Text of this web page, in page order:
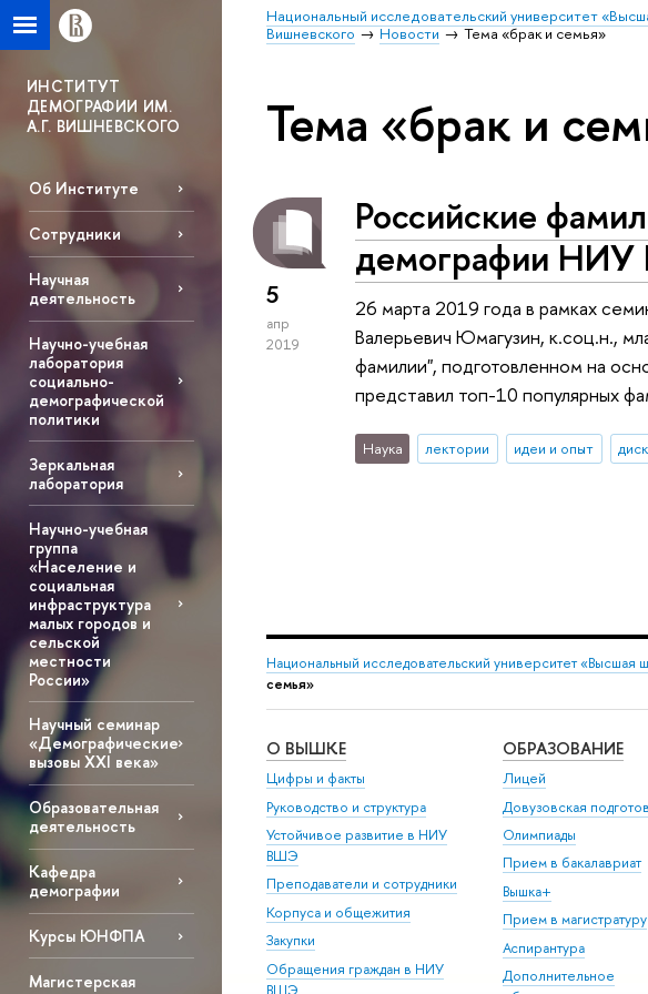
Национальный исследовательский университет
Вишневского
Новости Тема «брак и семья»
ИНСТИТУТ
ДЕМОГРАФИИ ИМ.
А.Г. ВИШНЕВСКОГО
Об Институте
Сотрудники
Научная
деятельность
Научно-учебная
лаборатория
социально-
демографической
политики
Зеркальная
лаборатория
Научно-учебная
группа
«Население и
социальная
инфраструктура
малых городов и
сельской
местности
России»
Научный семинар
«Демографические
вызовы XXI века»
Образовательная
деятельность
Кафедра
демографии
Курсы ЮНФПА
Магистерская
Тема «брак и
5
апр
2019
Российские
демографии НИУ
26 марта 2019 года в рамках
Валерьевич Юмагузин, к.соц.н.,
фамилии", подготовленном на
представил топ-10 популярных
Наука лектории идеи и опыт
Национальный исследовательский университет «Высшая
семья»
О ВЫШКЕ
Цифры и факты
Руководство и структура
Устойчивое развитие в НИУ
ВШЭ
Преподаватели и сотрудники
Корпуса и общежития
Закупки
Обращения граждан в НИУ
ВШЭ
ОБРАЗОВАНИЕ
Лицей
Довузовская
Олимпиады
Прием в бакалавриат
Вышка+
Прием в магистратуру
Аспирантура
Дополнительное